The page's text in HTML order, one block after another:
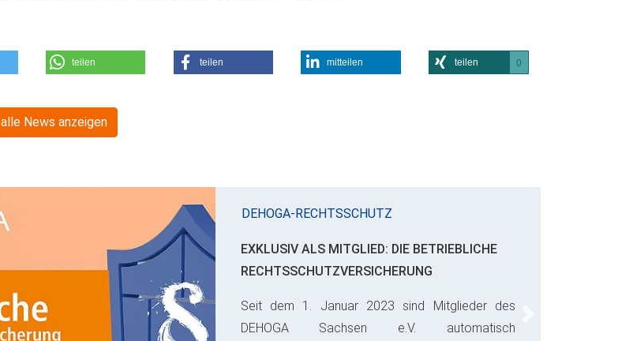
teilen teilen mitteilen teilen 0
alle News anzeigen
DEHOGA-RECHTSSCHUTZ
EXKLUSIV ALS MITGLIED: DIE BETRIEBLICHE
RECHTSSCHUTZVERSICHERUNG
Seit dem 1. Januar 2023 sind Mitglieder des
DEHOGA Sachsen e.V. automatisch